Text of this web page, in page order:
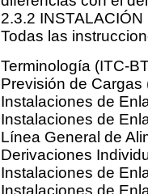
2.3.2
Todas las
Terminología (ITC-
Previsión de Cargas
Instalaciones de
Instalaciones de
Línea General de
Derivaciones
Instalaciones de
Instalaciones de